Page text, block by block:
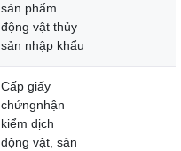
sản phẩm
động vật thủy
sản nhập khẩu
Cấp giấy
chứngnhận
kiểm dịch
động vật, sản